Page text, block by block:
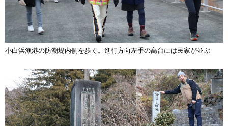
小白浜漁港の防潮堤内側を歩く。進行方向左手の高台には民家が並ぶ